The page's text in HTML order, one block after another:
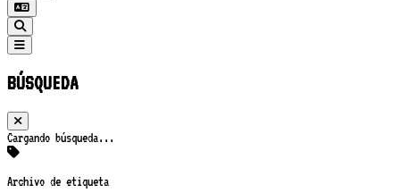
BÚSQUEDA
Cargando búsqueda...
Archivo de etiqueta